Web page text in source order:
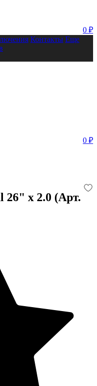
0 ₽
Контакты Еще
0 ₽
x 2.0 (Арт.